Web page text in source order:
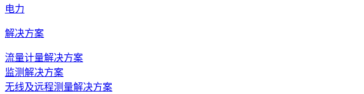
电力
解决方案
流量计量解决方案
监测解决方案
无线及远程测量解决方案